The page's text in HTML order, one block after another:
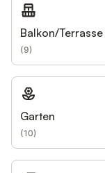
Balkon/Terrasse
(9)
Garten
(10)